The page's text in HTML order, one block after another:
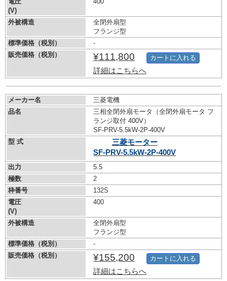
(V)
外被構造
全閉外扇型
フランジ型
標準価格（税別）
-
販売価格（税別）
¥111,800
詳細はこちらへ
カートに入れる
メーカー名
三菱電機
品名
三相全閉外扇モータ（全閉外扇モータ フ
ランジ取付 400V）
SF-PRV-5.5kW-2P-400V
型 式
三菱モーター
SF-PRV-5.5kW-2P-400V
出力
5.5
極数
2
枠番号
132S
電圧
(V)
400
外被構造
全閉外扇型
フランジ型
標準価格（税別）
-
販売価格（税別）
¥155,200
詳細はこちらへ
カートに入れる